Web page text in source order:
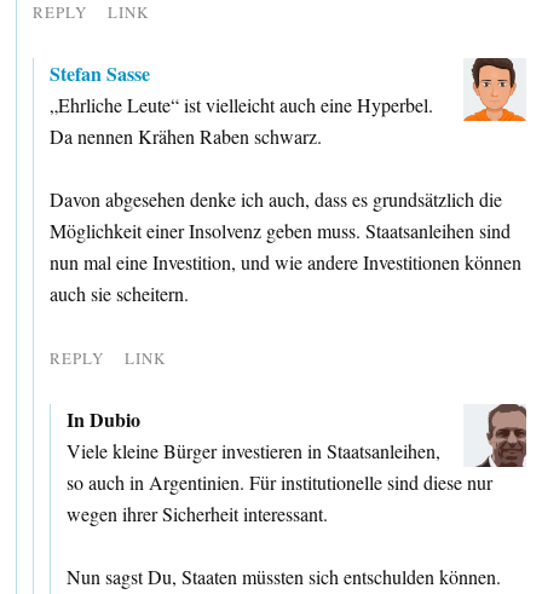
REPLY LINK
Stefan Sasse
„Ehrliche Leute“ ist vielleicht auch eine Hyperbel.
Da nennen Krähen Raben schwarz.
Davon abgesehen denke ich auch, dass es grundsätzlich die
Möglichkeit einer Insolvenz geben muss. Staatsanleihen sind
nun mal eine Investition, und wie andere Investitionen können
auch sie scheitern.
REPLY LINK
In Dubio
Viele kleine Bürger investieren in Staatsanleihen,
so auch in Argentinien. Für institutionelle sind diese nur
wegen ihrer Sicherheit interessant.
Nun sagst Du, Staaten müssten sich entschulden können.